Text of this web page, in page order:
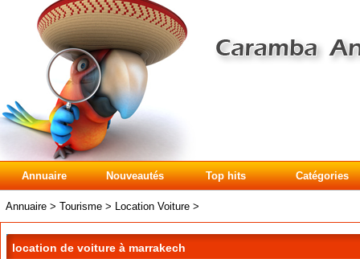
Annuaire Nouveautés Top hits Catégories
Annuaire > Tourisme > Location Voiture >
location de voiture à marrakech